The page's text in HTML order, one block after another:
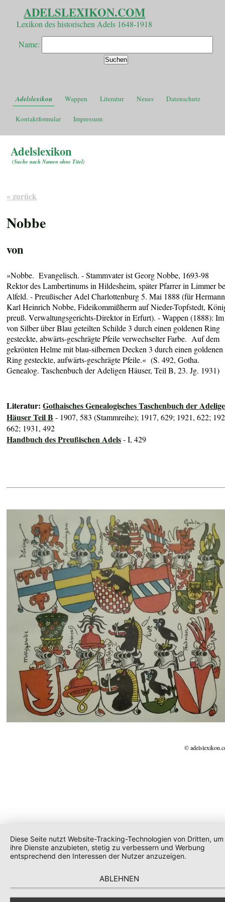
ADELSLEXIKON.COM
Lexikon des historischen Adels 1648-1918
Name:
Adelslexikon Wappen Literatur Neues Datenschutz
Kontaktformular Impressum
Adelslexikon
(Suche nach Namen ohne Titel)
« zurück
Nobbe
von
»Nobbe. Evangelisch. - Stammvater ist Georg Nobbe, 1693-98
Rektor des Lambertinums in Hildesheim, später Pfarrer in Limmer
Alfeld. - Preußischer Adel Charlottenburg 5. Mai 1888 (für Hermann
Karl Heinrich Nobbe, Fideikommißherrn auf Nieder-Topfstedt,
preuß. Verwaltungsgerichts-Direktor in Erfurt). - Wappen (1888): Im
von Silber über Blau geteilten Schilde 3 durch einen goldenen Ring
gesteckte, abwärts-geschrägte Pfeile verwechselter Farbe. Auf dem
gekrönten Helme mit blau-silbernen Decken 3 durch einen goldenen
Ring gesteckte, aufwärts-geschrägte Pfeile.« (S. 492, Gotha.
Genealog. Taschenbuch der Adeligen Häuser, Teil B, 23. Jg. 1931)
Literatur:Gothaisches Genealogisches Taschenbuch der
Häuser Teil B - 1907, 583 (Stammreihe); 1917, 629; 1921, 622;
662; 1931, 492
Handbuch des Preußischen Adels- I, 429
©
Diese Seite nutzt Website-Tracking-Technologien von Dritten, um
ihre Dienste anzubieten, stetig zu verbessern und Werbung
entsprechend den Interessen der Nutzer anzuzeigen.
ABLEHNEN